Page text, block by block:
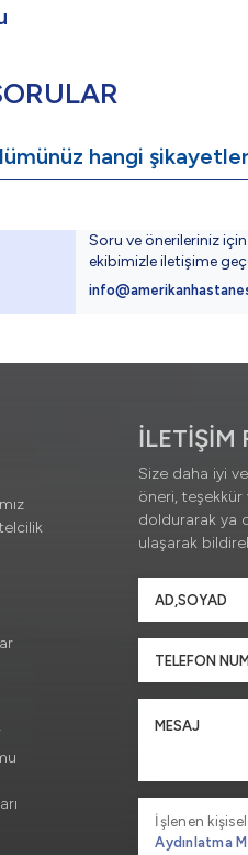
hangi
Soru ve önerileriniz
ekibimizle iletişime
İLETİŞİM
Size daha iyi
öneri, teşekkür
doldurarak ya
ulaşarak
İşlenen
Aydınlatma